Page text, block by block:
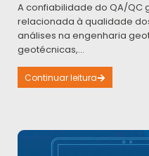
A confiabilidade do QA/
relacionada à qualidade
análises na engenharia
geotécnicas,...
Continuar leitura